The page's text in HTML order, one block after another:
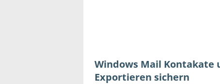
Windows Mail
Exportieren sichern